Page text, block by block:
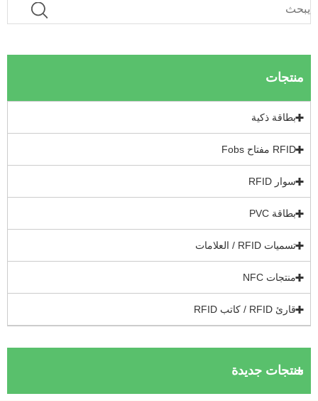
بطاقة ذكية
RFID مفتاح Fobs
سوار RFID
بطاقة PVC
تسميات RFID / العلامات
منتجات NFC
قارئ RFID / كاتب RFID
جديدة